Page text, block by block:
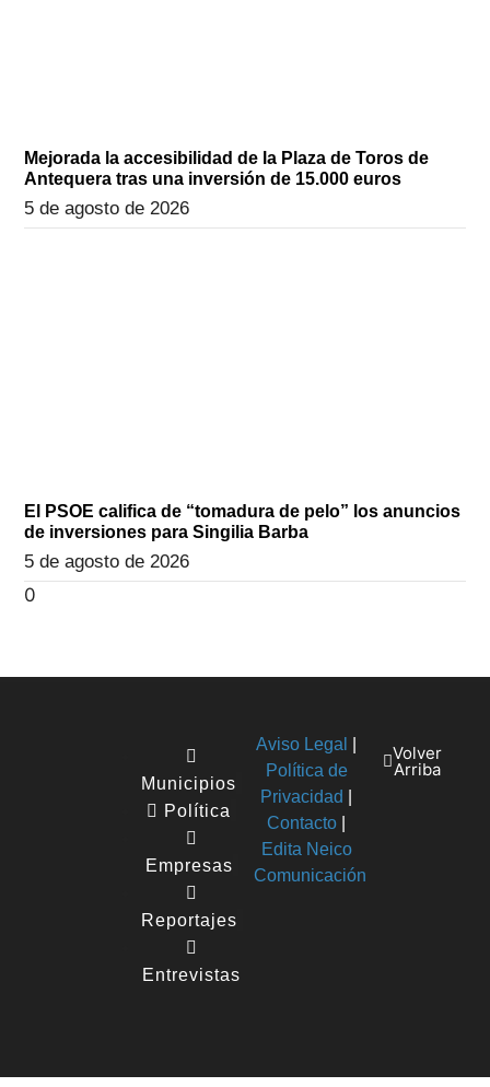
Mejorada la accesibilidad de la Plaza de Toros de
Antequera tras una inversión de 15.000 euros
5 de agosto de 2026
El PSOE califica de “tomadura de pelo” los anuncios
de inversiones para Singilia Barba
5 de agosto de 2026
Municipios
Política
Empresas
Reportajes
Entrevistas
Aviso Legal
Política de
Privacidad
Contacto
Edita Neico
Comunicación
Volver
Arriba